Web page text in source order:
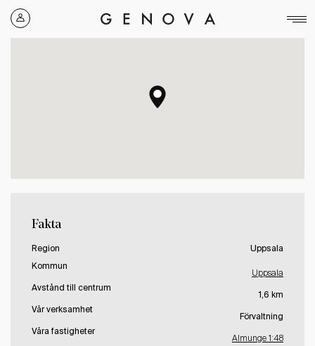
Genova
Property
Fakta
Region
Uppsala
Kommun
Uppsala
Avstånd till centrum
1,6 km
Vår verksamhet
Förvaltning
Våra fastigheter
Almunge 1:48